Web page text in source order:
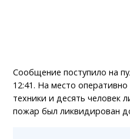
Сообщение поступило на
12:41. На место
техники и десять человек
пожар был ликвидирован